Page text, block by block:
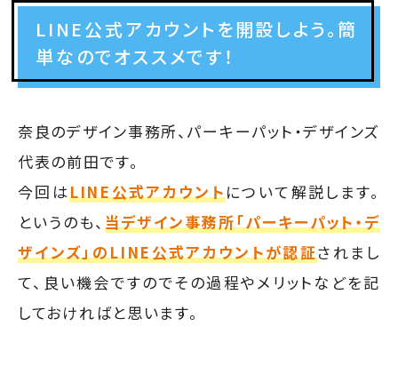
LINE公式アカウントを開設しよう。簡
単なのでオススメです！
奈良のデザイン事務所、パーキーパット・デザインズ
代表の前田です。
今回はLINE公式アカウント について解説します。
というのも、 当デザイン事務所「パーキーパット・デ
ザインズ」のLINE公式アカウントが認証されまし
て、良い機会ですのでその過程やメリットなどを記
しておければと思います。